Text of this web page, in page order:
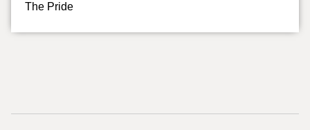
The Pride